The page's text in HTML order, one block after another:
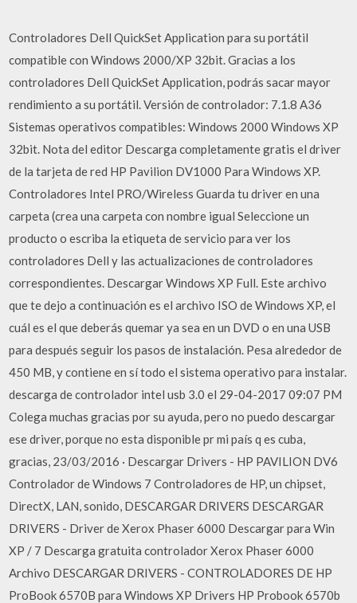
Controladores Dell QuickSet Application para su portátil
compatible con Windows 2000/XP 32bit. Gracias a los
controladores Dell QuickSet Application, podrás sacar mayor
rendimiento a su portátil. Versión de controlador: 7.1.8 A36
Sistemas operativos compatibles: Windows 2000 Windows XP
32bit. Nota del editor Descarga completamente gratis el driver
de la tarjeta de red HP Pavilion DV1000 Para Windows XP.
Controladores Intel PRO/Wireless Guarda tu driver en una
carpeta (crea una carpeta con nombre igual Seleccione un
producto o escriba la etiqueta de servicio para ver los
controladores Dell y las actualizaciones de controladores
correspondientes. Descargar Windows XP Full. Este archivo
que te dejo a continuación es el archivo ISO de Windows XP, el
cuál es el que deberás quemar ya sea en un DVD o en una USB
para después seguir los pasos de instalación. Pesa alrededor de
450 MB, y contiene en sí todo el sistema operativo para instalar.
descarga de controlador intel usb 3.0 el ‎29-04-2017 09:07 PM
Colega muchas gracias por su ayuda, pero no puedo descargar
ese driver, porque no esta disponible pr mi país q es cuba,
gracias, 23/03/2016 · Descargar Drivers - HP PAVILION DV6
Controlador de Windows 7 Controladores de HP, un chipset,
DirectX, LAN, sonido, DESCARGAR DRIVERS DESCARGAR
DRIVERS - Driver de Xerox Phaser 6000 Descargar para Win
XP / 7 Descarga gratuita controlador Xerox Phaser 6000
Archivo DESCARGAR DRIVERS - CONTROLADORES DE HP
ProBook 6570B para Windows XP Drivers HP Probook 6570b